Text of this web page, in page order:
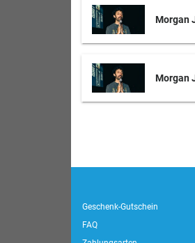
Morgan
Morgan
Geschenk-Gutschein
FAQ